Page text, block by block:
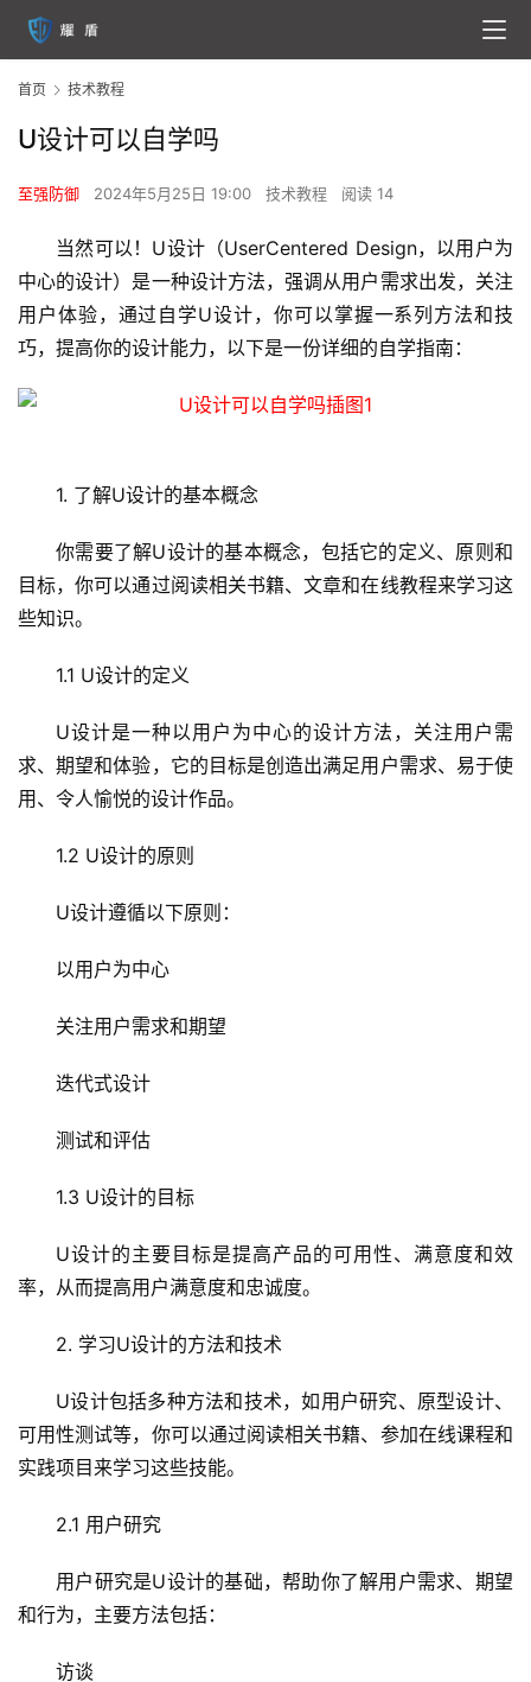
首页 技术教程
U设计可以自学吗
至强防御 2024年5月25日 19:00 技术教程 阅读 14
当然可以！U设计（UserCentered Design，以用户为
中心的设计）是一种设计方法，强调从用户需求出发，关注
用户体验，通过自学U设计，你可以掌握一系列方法和技
巧，提高你的设计能力，以下是一份详细的自学指南：
1. 了解U设计的基本概念
你需要了解U设计的基本概念，包括它的定义、原则和
目标，你可以通过阅读相关书籍、文章和在线教程来学习这
些知识。
1.1 U设计的定义
U设计是一种以用户为中心的设计方法，关注用户需
求、期望和体验，它的目标是创造出满足用户需求、易于使
用、令人愉悦的设计作品。
1.2 U设计的原则
U设计遵循以下原则：
以用户为中心
关注用户需求和期望
迭代式设计
测试和评估
1.3 U设计的目标
U设计的主要目标是提高产品的可用性、满意度和效
率，从而提高用户满意度和忠诚度。
2. 学习U设计的方法和技术
U设计包括多种方法和技术，如用户研究、原型设计、
可用性测试等，你可以通过阅读相关书籍、参加在线课程和
实践项目来学习这些技能。
2.1 用户研究
用户研究是U设计的基础，帮助你了解用户需求、期望
和行为，主要方法包括：
访谈